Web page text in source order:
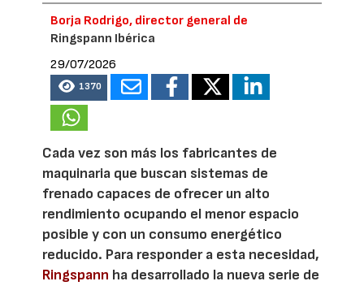
Borja Rodrigo, director general de
Ringspann Ibérica
29/07/2026
1370
Cada vez son más los fabricantes de
maquinaria que buscan sistemas de
frenado capaces de ofrecer un alto
rendimiento ocupando el menor espacio
posible y con un consumo energético
reducido. Para responder a esta necesidad,
Ringspann ha desarrollado la nueva serie de